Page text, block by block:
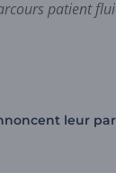
patient
leur